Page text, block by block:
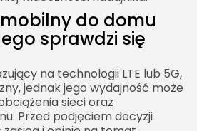
do domu
sprawdzi się
na technologii LTE lub 5G,
jednak jego wydajność może
sieci oraz
Przed podjęciem decyzji